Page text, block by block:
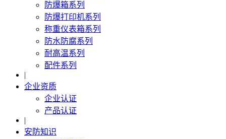
防爆箱系列
防爆打印机系列
称重仪表箱系列
防水防腐系列
耐高温系列
配件系列
|
企业资质
企业认证
产品认证
|
安防知识